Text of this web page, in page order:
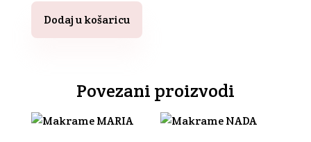
količina
Dodaj u košaricu
Povezani proizvodi